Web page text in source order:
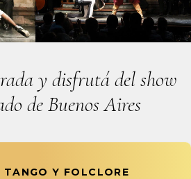
y disfrutá del show
de Buenos Aires
TANGO Y FOLCLORE